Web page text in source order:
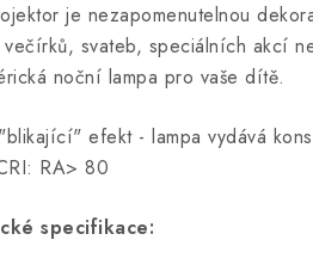
je nezapomenutelnou
večírků, svateb, speciálních akcí
noční lampa pro vaše dítě.
efekt - lampa vydává
RA> 80
specifikace: